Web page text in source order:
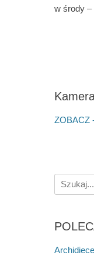
w środy
ZOBACZ
Search
for: